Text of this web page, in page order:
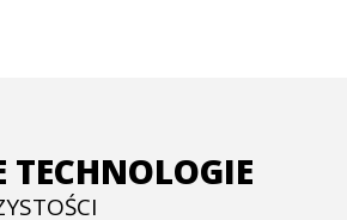
TECHNOLOGIE